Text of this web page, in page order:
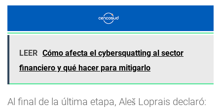
LEER Cómo afecta el cybersquatting al sector
financiero y qué hacer para mitigarlo
Al final de la última etapa, Aleš Loprais declaró: